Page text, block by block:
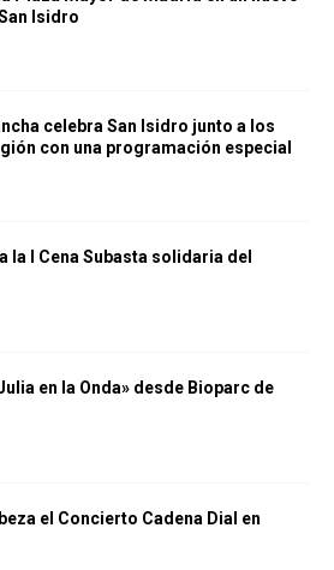
Isidro
celebra San Isidro junto a los
con una programación especial
la I Cena Subasta solidaria del
en la Onda» desde Bioparc de
el Concierto Cadena Dial en